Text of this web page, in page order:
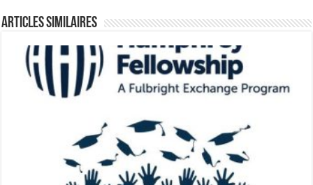
Articles Similaires